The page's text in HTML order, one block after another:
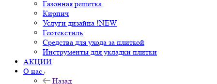
Газонная решетка
Кирпич
Услуги дизайна !NEW
Геотекстиль
Средства для ухода за плиткой
Инструменты для укладки плитки
АКЦИИ
О нас
Назад